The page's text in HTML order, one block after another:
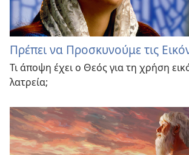
Πρέπει να Προσκυνούμε τις
Τι άποψη έχει ο Θεός για τη χρήση
λατρεία;